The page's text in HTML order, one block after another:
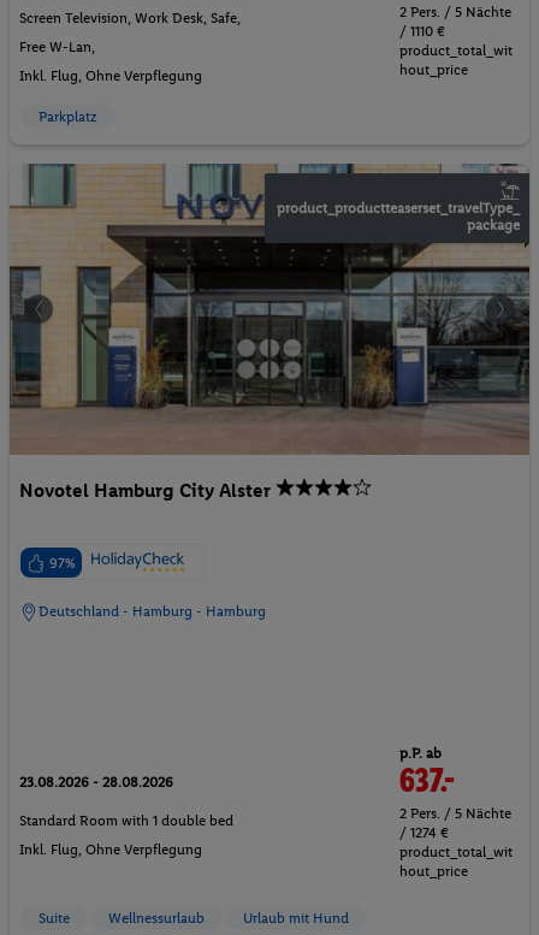
Screen Television, Work Desk, Safe,
Free W-Lan,
Inkl. Flug, Ohne Verpflegung
2 Pers. / 5 Nächte
/ 1110 €
product_total_wit
hout_price
Parkplatz
product_productteaserset_travelType_
package
Novotel Hamburg City Alster
97%
Deutschland - Hamburg - Hamburg
23.08.2026 - 28.08.2026
Standard Room with 1 double bed
Inkl. Flug, Ohne Verpflegung
p.P. ab
637.-
2 Pers. / 5 Nächte
/ 1274 €
product_total_wit
hout_price
Suite Wellnessurlaub Urlaub mit Hund